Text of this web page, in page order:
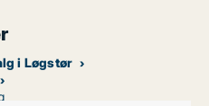
i Løgstør